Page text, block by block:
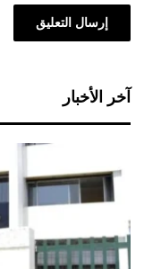
آخر الأخبار